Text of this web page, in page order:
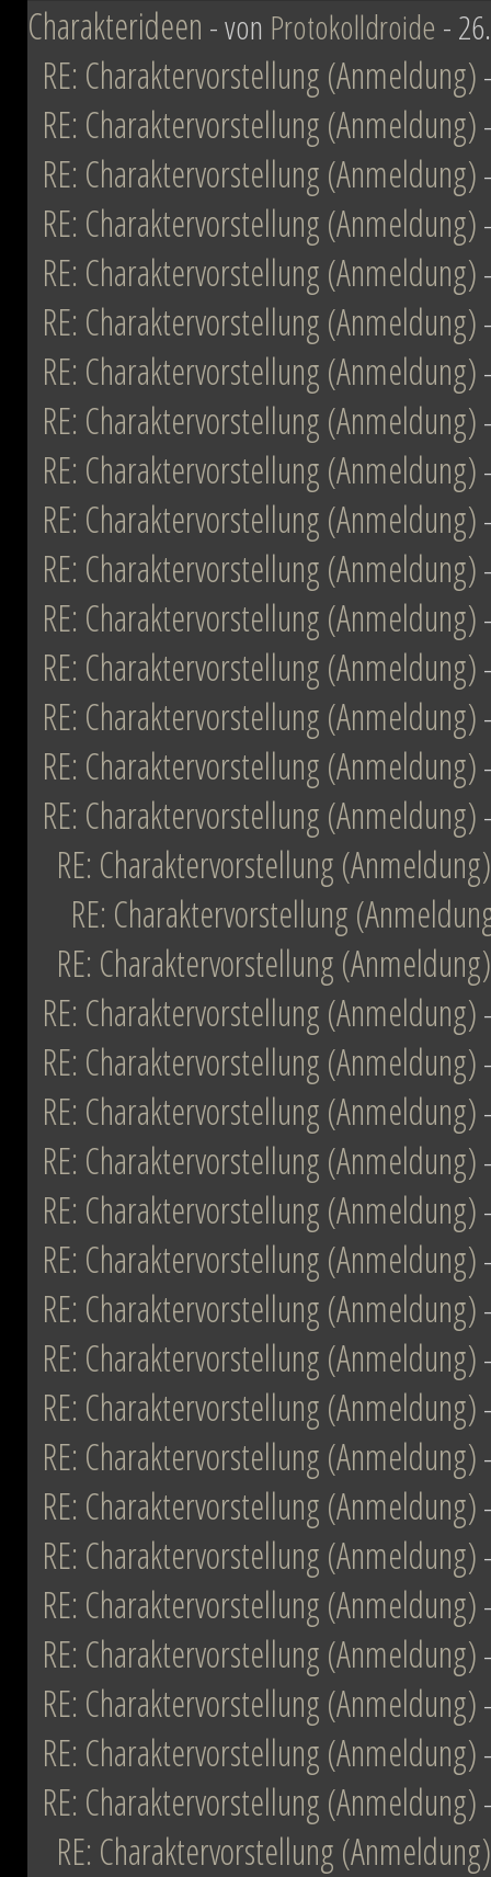
Charakterideen - von Protokolldroide -
RE: Charaktervorstellung (Anmeldung)
RE: Charaktervorstellung (Anmeldung)
RE: Charaktervorstellung (Anmeldung)
RE: Charaktervorstellung (Anmeldung)
RE: Charaktervorstellung (Anmeldung)
RE: Charaktervorstellung (Anmeldung)
RE: Charaktervorstellung (Anmeldung)
RE: Charaktervorstellung (Anmeldung)
RE: Charaktervorstellung (Anmeldung)
RE: Charaktervorstellung (Anmeldung)
RE: Charaktervorstellung (Anmeldung)
RE: Charaktervorstellung (Anmeldung)
RE: Charaktervorstellung (Anmeldung)
RE: Charaktervorstellung (Anmeldung)
RE: Charaktervorstellung (Anmeldung)
RE: Charaktervorstellung (Anmeldung)
RE: Charaktervorstellung (Anmeldung)
RE: Charaktervorstellung
RE: Charaktervorstellung (Anmeldung)
RE: Charaktervorstellung (Anmeldung)
RE: Charaktervorstellung (Anmeldung)
RE: Charaktervorstellung (Anmeldung)
RE: Charaktervorstellung (Anmeldung)
RE: Charaktervorstellung (Anmeldung)
RE: Charaktervorstellung (Anmeldung)
RE: Charaktervorstellung (Anmeldung)
RE: Charaktervorstellung (Anmeldung)
RE: Charaktervorstellung (Anmeldung)
RE: Charaktervorstellung (Anmeldung)
RE: Charaktervorstellung (Anmeldung)
RE: Charaktervorstellung (Anmeldung)
RE: Charaktervorstellung (Anmeldung)
RE: Charaktervorstellung (Anmeldung)
RE: Charaktervorstellung (Anmeldung)
RE: Charaktervorstellung (Anmeldung)
RE: Charaktervorstellung (Anmeldung)
RE: Charaktervorstellung (Anmeldung)